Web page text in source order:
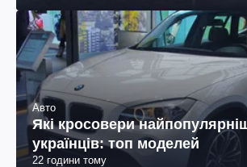
Авто
Які кросовери
українців: топ моделей
22 години тому